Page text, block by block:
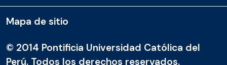
© 2014 Pontificia Universidad Católica del
Perú. Todos los derechos reservados.
Mapa de sitio